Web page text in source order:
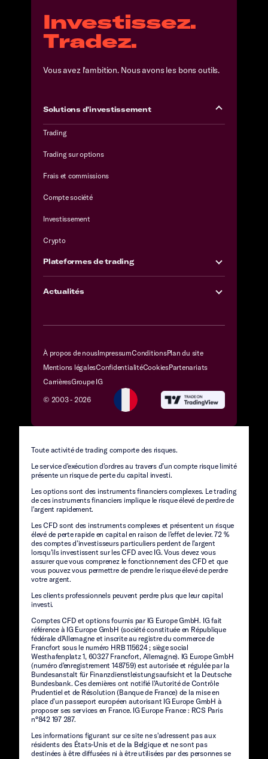
Investissez.
Tradez.
Vous avez l'ambition. Nous avons les bons outils.
Solutions d'investissement
Trading
Trading sur options
Frais et commissions
Compte société
Investissement
Crypto
Plateformes de trading
Actualités
À propos de nousImpressumConditionsPlan du site
Mentions légalesConfidentialitéCookiesPartenariats
CarrièresGroupe IG
© 2003 - 2026
Toute activité de trading comporte des risques.
Le service d'exécution d'ordres au travers d’un compte risque limité
présente un risque de perte du capital investi.
Les options sont des instruments financiers complexes. Le trading
de ces instruments financiers implique le risque élevé de perdre de
l'argent rapidement.
Les CFD sont des instruments complexes et présentent un risque
élevé de perte rapide en capital en raison de l’effet de levier. 72 %
des comptes d’investisseurs particuliers perdent de l’argent
lorsqu’ils investissent sur les CFD avec IG. Vous devez vous
assurer que vous comprenez le fonctionnement des CFD et que
vous pouvez vous permettre de prendre le risque élevé de perdre
votre argent.
Les clients professionnels peuvent perdre plus que leur capital
investi.
Comptes CFD et options fournis par IG Europe GmbH. IG fait
référence à IG Europe GmbH (société constituée en République
fédérale d'Allemagne et inscrite au registre du commerce de
Francfort sous le numéro HRB 115624 ; siège social
Westhafenplatz 1, 60327 Francfort, Allemagne). IG Europe GmbH
(numéro d'enregistrement 148759) est autorisée et régulée par la
Bundesanstalt für Finanzdienstleistungsaufsicht et la Deutsche
Bundesbank. Ces dernières ont notifié l’Autorité de Contrôle
Prudentiel et de Résolution (Banque de France) de la mise en
place d’un passeport européen autorisant IG Europe GmbH à
proposer ses services en France. IG Europe France : RCS Paris
n°842 197 287.
Les informations figurant sur ce site ne s'adressent pas aux
résidents des États-Unis et de la Belgique et ne sont pas
destinées à être diffusées ni à être utilisées par des personnes se